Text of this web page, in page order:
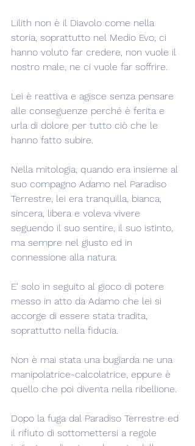
Lilith non è il Diavolo come nella
storia, soprattutto nel Medio Evo, ci
hanno voluto far credere, non vuole il
nostro male, ne ci vuole far soffrire.
Lei è reattiva e agisce senza pensare
alle conseguenze perché è ferita e
urla di dolore per tutto ciò che le
hanno fatto subire.
Nella mitologia, quando era insieme al
suo compagno Adamo nel Paradiso
Terrestre, lei era tranquilla, bianca,
sincera, libera e voleva vivere
seguendo il suo sentire, il suo istinto,
ma sempre nel giusto ed in
connessione alla natura.
E' solo in seguito al gioco di potere
messo in atto da Adamo che lei si
accorge di essere stata tradita,
soprattutto nella fiducia.
Non è mai stata una bugiarda ne una
manipolatrice-calcolatrice, eppure è
quello che poi diventa nella ribellione.
Dopo la fuga dal Paradiso Terrestre ed
il rifiuto di sottomettersi a regole